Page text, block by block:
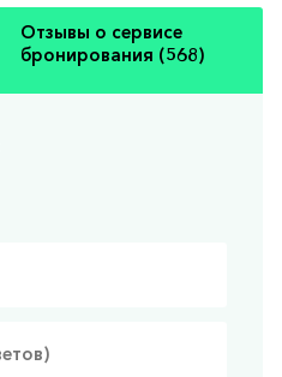
Отзывы о сервисе
бронирования (568)